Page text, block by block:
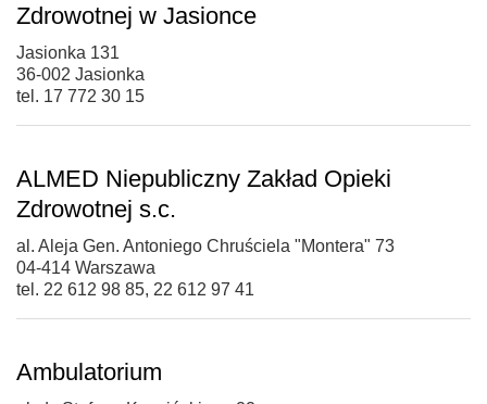
Zdrowotnej w Jasionce
Jasionka 131
36-002 Jasionka
tel. 17 772 30 15
ALMED Niepubliczny Zakład Opieki
Zdrowotnej s.c.
al. Aleja Gen. Antoniego Chruściela "Montera" 73
04-414 Warszawa
tel. 22 612 98 85, 22 612 97 41
Ambulatorium